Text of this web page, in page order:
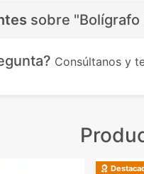
sobre "Bolígrafo
Consúltanos y